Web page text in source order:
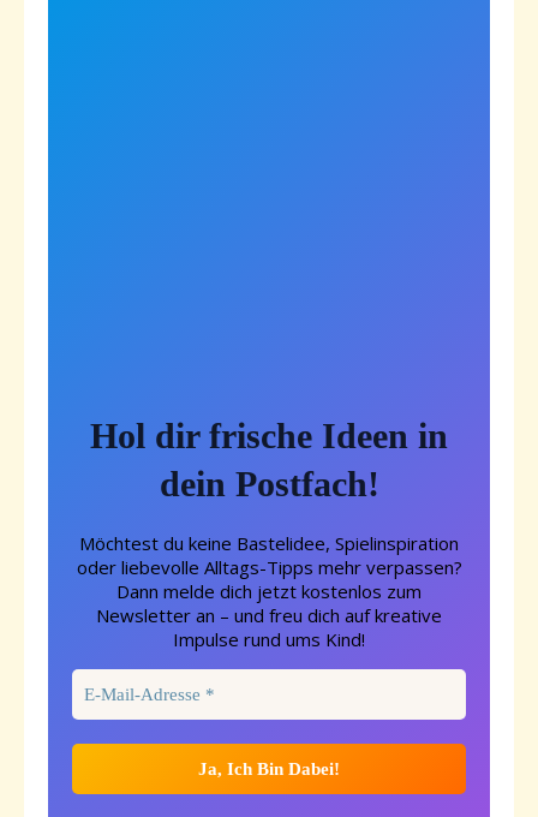
Hol dir frische Ideen in
dein Postfach!
Möchtest du keine Bastelidee, Spielinspiration
oder liebevolle Alltags-Tipps mehr verpassen?
Dann melde dich jetzt kostenlos zum
Newsletter an – und freu dich auf kreative
Impulse rund ums Kind!